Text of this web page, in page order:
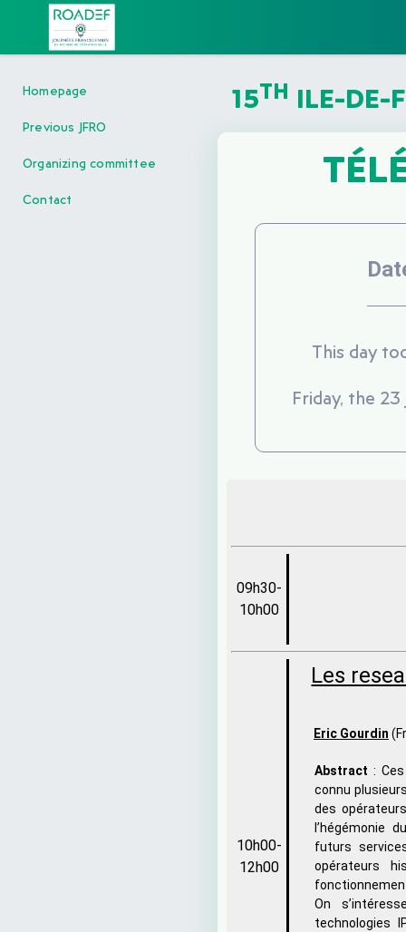
Homepage
Previous JFRO
Organizing committee
Contact
15TH ILE-DE-
This day
Friday, the
09h30-
10h00
10h00-
12h00
Les
Eric Gourdin
Abstract :
connu
des
l’hégémonie
futurs
opérateurs
On
technologies